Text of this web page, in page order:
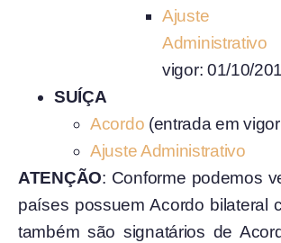
Ajuste
Administrativo
vigor: 01/10/
SUÍÇA
Acordo (entrada em
Ajuste Administrativo
ATENÇÃO: Conforme podemos
países possuem Acordo bilateral
também são signatários de